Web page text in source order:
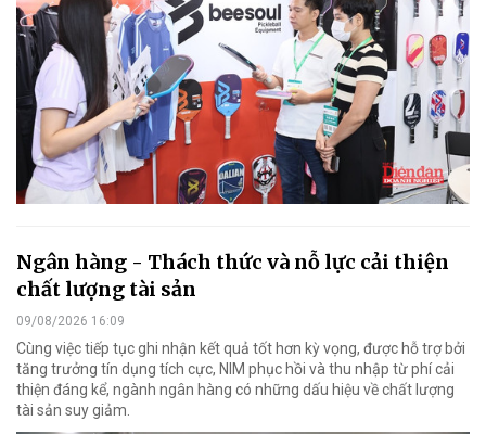
Ngân hàng - Thách thức và nỗ lực cải thiện
chất lượng tài sản
09/08/2026 16:09
Cùng việc tiếp tục ghi nhận kết quả tốt hơn kỳ vọng, được hỗ trợ bởi
tăng trưởng tín dụng tích cực, NIM phục hồi và thu nhập từ phí cải
thiện đáng kể, ngành ngân hàng có những dấu hiệu về chất lượng
tài sản suy giảm.